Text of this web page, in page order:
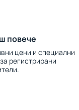
повече
цени и специални
регистрирани